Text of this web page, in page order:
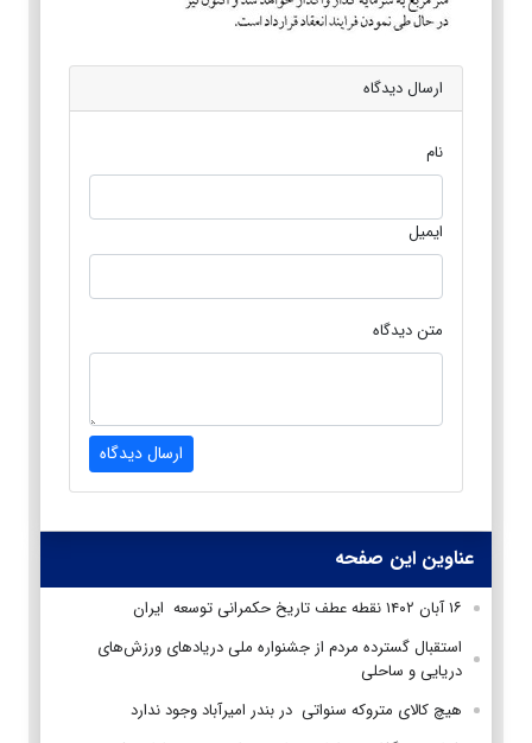
ارسال دیدگاه
نام
ایمیل
متن دیدگاه
ارسال دیدگاه
عناوین این صفحه
۱۶ آبان ۱۴۰۲ نقطه عطف تاریخ حکمرانی توسعه ایران
استقبال گسترده مردم از جشنواره ملی دریادهای ورزش‌های
دریایی و ساحلی
هیچ کالای متروکه سنواتی در بندر امیرآباد وجود ندارد